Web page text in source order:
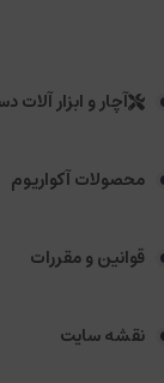
آچار و ابزار آلات
محصولات آکواریوم
قوانین و مقررات
نقشه سایت